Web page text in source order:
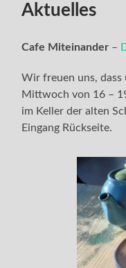
Aktuelles
Cafe Miteinander –
Wir freuen uns,
Mittwoch von 16 –
im Keller der alten
Eingang Rückseite.